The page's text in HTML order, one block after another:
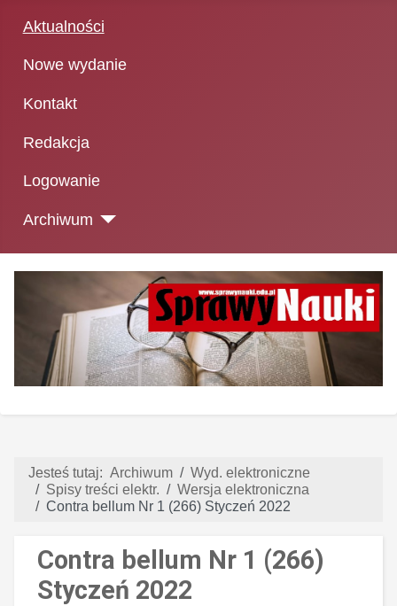
Aktualności
Nowe wydanie
Kontakt
Redakcja
Logowanie
Archiwum
Jesteś tutaj: Archiwum
Wyd. elektroniczne
Spisy treści elektr.
Wersja elektroniczna
Contra bellum Nr 1 (266) Styczeń 2022
Contra bellum Nr 1 (266)
Styczeń 2022